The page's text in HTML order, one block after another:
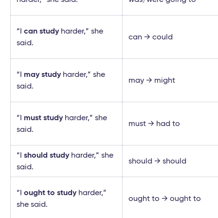
“I can studyharder,” she
said.
can → could
“I may studyharder,” she
said.
may → might
“I must studyharder,” she
said.
must → had to
“I should studyharder,” she
said.
should → should
“I ought to studyharder,”
she said.
ought to → ought to